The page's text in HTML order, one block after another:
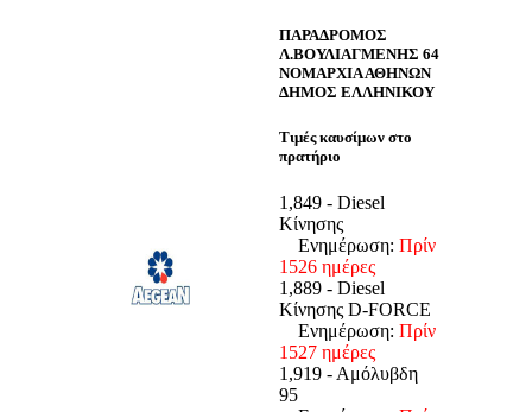
ΠΑΡΑΔΡΟΜΟΣ
Λ.ΒΟΥΛΙΑΓΜΕΝΗΣ 64
ΝΟΜΑΡΧΙΑ ΑΘΗΝΩΝ
ΔΗΜΟΣ ΕΛΛΗΝΙΚΟΥ
Τιμές καυσίμων στο
πρατήριο
1,849 - Diesel
Κίνησης
Ενημέρωση: Πρίν
1526 ημέρες
1,889 - Diesel
Κίνησης D-FORCE
Ενημέρωση: Πρίν
1527 ημέρες
1,919 - Αμόλυβδη
95